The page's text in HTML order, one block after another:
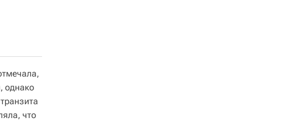
однако
что